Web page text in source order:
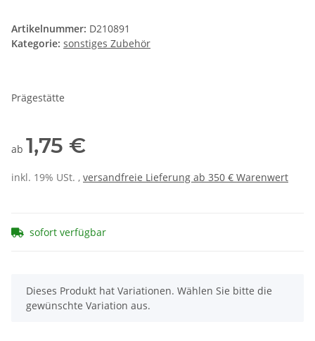
Artikelnummer: D210891
Kategorie: sonstiges Zubehör
Prägestätte
ab 1,75 €
inkl. 19% USt. , versandfreie Lieferung ab 350 € Warenwert
sofort verfügbar
x
Dieses Produkt hat Variationen. Wählen Sie bitte die
gewünschte Variation aus.